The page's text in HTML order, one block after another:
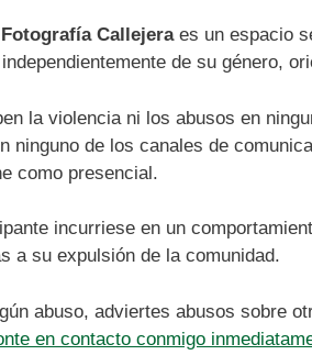
Callejeraes un espacio
de su género,
la violencia ni los abusos en
ninguno de los canales de
como presencial.
incurriese en un
a su expulsión de la comunidad.
abuso, adviertes abusos sobre
en contacto conmigo